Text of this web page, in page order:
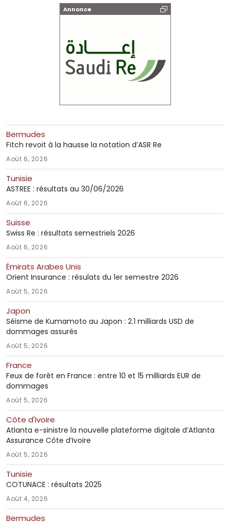
Annonce
Bermudes
Fitch revoit à la hausse la notation d’ASR Re
Août 6, 2026
Tunisie
ASTREE : résultats au 30/06/2026
Août 6, 2026
Suisse
Swiss Re : résultats semestriels 2026
Août 6, 2026
Émirats Arabes Unis
Orient Insurance : résulats du 1er semestre 2026
Août 5, 2026
Japon
Séisme de Kumamoto au Japon : 2.1 milliards USD de
dommages assurés
Août 5, 2026
France
Feux de forêt en France : entre 10 et 15 milliards EUR de
dommages
Août 5, 2026
Côte d'Ivoire
Atlanta e-sinistre la nouvelle plateforme digitale d’Atlanta
Assurance Côte d’Ivoire
Août 5, 2026
Tunisie
COTUNACE : résultats 2025
Août 4, 2026
Bermudes